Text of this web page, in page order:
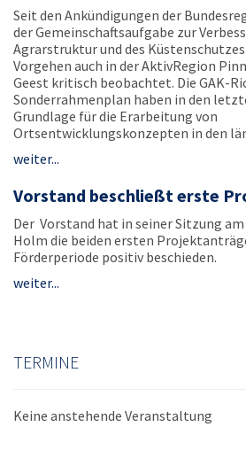
Seit den Ankündigungen der
der Gemeinschaftsaufgabe zur
Agrarstruktur und des Küstenschutzes
Vorgehen auch in der AktivRegion
Geest kritisch beobachtet. Die GAK-
Sonderrahmenplan haben in den
Grundlage für die Erarbeitung von
Ortsentwicklungskonzepten in den
weiter...
Vorstand beschließt erste
Der Vorstand hat in seiner Sitzung am
Holm die beiden ersten
Förderperiode positiv beschieden.
weiter...
TERMINE
Keine anstehende Veranstaltung